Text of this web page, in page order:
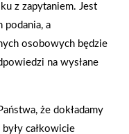
Zakupy w systemie
ratalnym
z zapytaniem. Jest
podania, a
osobowych będzie
na wysłane
że dokładamy
całkowicie
cookies w celu
poprawy komfortu
na urządzeniu
podczas